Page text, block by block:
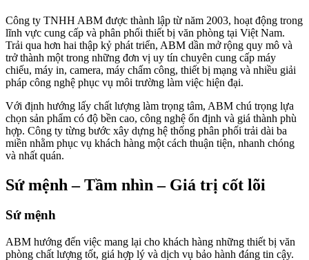
Công ty TNHH ABM được thành lập từ năm 2003, hoạt động trong
lĩnh vực cung cấp và phân phối thiết bị văn phòng tại Việt Nam.
Trải qua hơn hai thập kỷ phát triển, ABM dần mở rộng quy mô và
trở thành một trong những đơn vị uy tín chuyên cung cấp máy
chiếu, máy in, camera, máy chấm công, thiết bị mạng và nhiều giải
pháp công nghệ phục vụ môi trường làm việc hiện đại.
Với định hướng lấy chất lượng làm trọng tâm, ABM chú trọng lựa
chọn sản phẩm có độ bền cao, công nghệ ổn định và giá thành phù
hợp. Công ty từng bước xây dựng hệ thống phân phối trải dài ba
miền nhằm phục vụ khách hàng một cách thuận tiện, nhanh chóng
và nhất quán.
Sứ mệnh – Tầm nhìn – Giá trị cốt lõi
Sứ mệnh
ABM hướng đến việc mang lại cho khách hàng những thiết bị văn
phòng chất lượng tốt, giá hợp lý và dịch vụ bảo hành đáng tin cậy.